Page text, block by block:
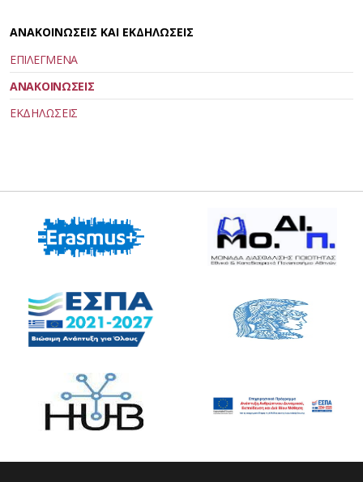
ΑΝΑΚΟΙΝΩΣΕΙΣ ΚΑΙ ΕΚΔΗΛΩΣΕΙΣ
ΕΠΙΛΕΓΜΕΝΑ
ΑΝΑΚΟΙΝΩΣΕΙΣ
ΕΚΔΗΛΩΣΕΙΣ